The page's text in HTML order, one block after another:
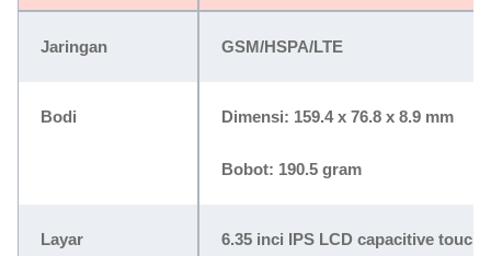
Jaringan GSM/HSPA/LTE
Bodi Dimensi: 159.4 x 76.8 x 8.9 mm
Bobot: 190.5 gram
Layar 6.35 inci IPS LCD capacitive